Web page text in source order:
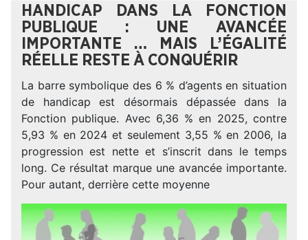
HANDICAP DANS LA FONCTION
PUBLIQUE : UNE AVANCÉE
IMPORTANTE … MAIS L’ÉGALITÉ
RÉELLE RESTE À CONQUÉRIR
La barre symbolique des 6 % d’agents en situation
de handicap est désormais dépassée dans la
Fonction publique. Avec 6,36 % en 2025, contre
5,93 % en 2024 et seulement 3,55 % en 2006, la
progression est nette et s’inscrit dans le temps
long. Ce résultat marque une avancée importante.
Pour autant, derrière cette moyenne